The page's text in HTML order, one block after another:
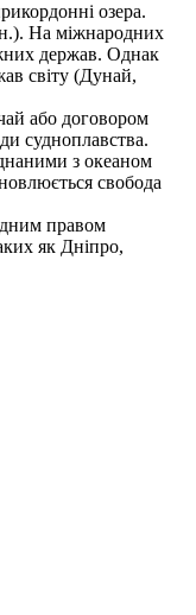
озера.
На міжнародних
держав. Однак
світу (Дунай,
або договором
судноплавства.
з океаном
свобода
правом
як Дніпро,